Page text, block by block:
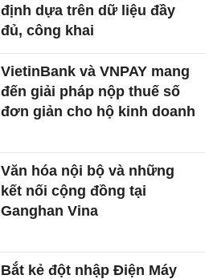
định dựa trên dữ liệu đầy
đủ, công khai
VietinBank và VNPAY mang
đến giải pháp nộp thuế số
đơn giản cho hộ kinh doanh
Văn hóa nội bộ và những
kết nối cộng đồng tại
Ganghan Vina
Bắt kẻ đột nhập Điện Máy